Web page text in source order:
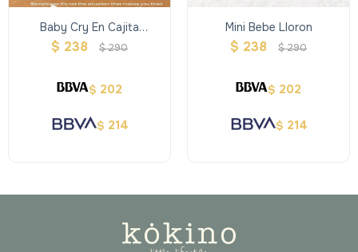
Baby Cry En Cajita
Sorpresa
$ 238 $290
$ 202
$ 214
Mini Bebe Lloron
$ 238 $290
$ 202
$ 214